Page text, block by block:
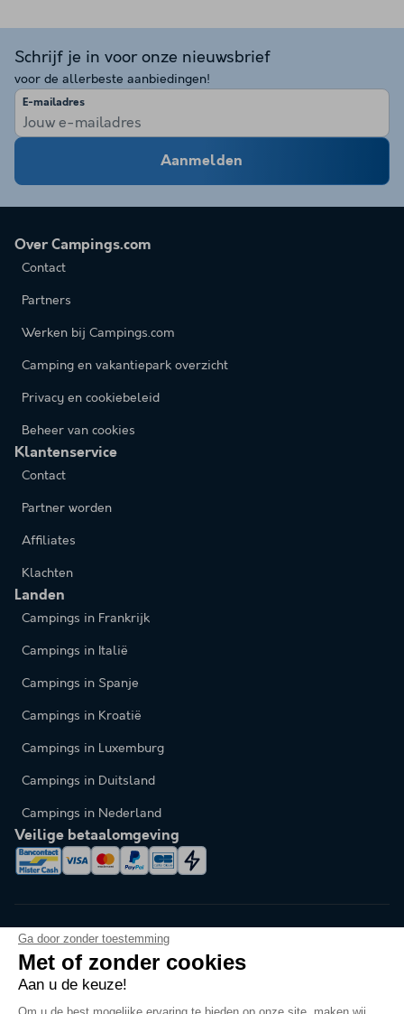
Ga door zonder toestemming
Met of zonder cookies
Aan u de keuze!
Om u de best mogelijke ervaring te bieden op onze site, maken wij
Schrijf je in voor onze nieuwsbrief
voor de allerbeste aanbiedingen!
E-mailadres
Aanmelden
Over Campings.com
Contact
Partners
Werken bij Campings.com
Camping en vakantiepark overzicht
Privacy en cookiebeleid
Beheer van cookies
Klantenservice
Contact
Partner worden
Affiliates
Klachten
Landen
Campings in Frankrijk
Campings in Italië
Campings in Spanje
Campings in Kroatië
Campings in Luxemburg
Campings in Duitsland
Campings in Nederland
Veilige betaalomgeving